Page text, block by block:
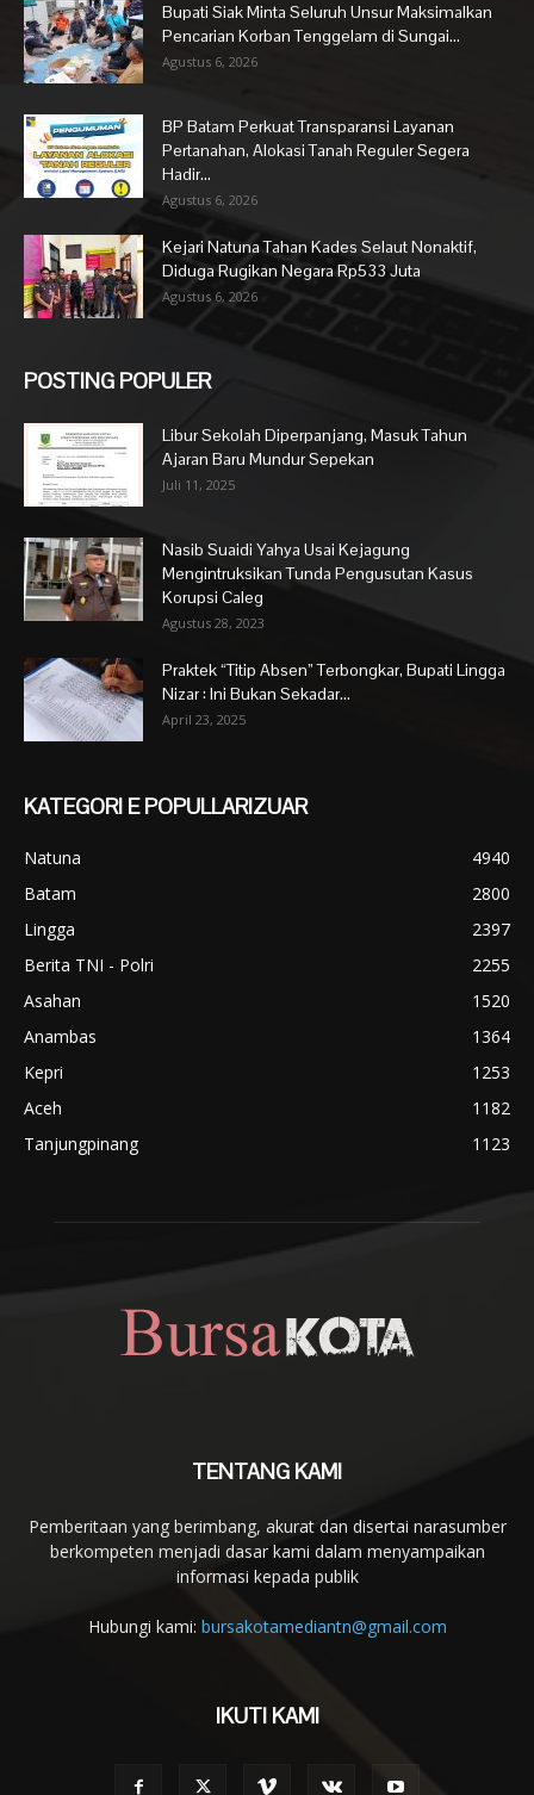
Bupati Siak Minta Seluruh Unsur Maksimalkan
Pencarian Korban Tenggelam di Sungai...
Agustus 6, 2026
BP Batam Perkuat Transparansi Layanan
Pertanahan, Alokasi Tanah Reguler Segera
Hadir...
Agustus 6, 2026
Kejari Natuna Tahan Kades Selaut Nonaktif,
Diduga Rugikan Negara Rp533 Juta
Agustus 6, 2026
POSTING POPULER
Libur Sekolah Diperpanjang, Masuk Tahun
Ajaran Baru Mundur Sepekan
Juli 11, 2025
Nasib Suaidi Yahya Usai Kejagung
Mengintruksikan Tunda Pengusutan Kasus
Korupsi Caleg
Agustus 28, 2023
Praktek “Titip Absen” Terbongkar, Bupati Lingga
Nizar : Ini Bukan Sekadar...
April 23, 2025
KATEGORI E POPULLARIZUAR
Natuna
4940
Batam
2800
Lingga
2397
Berita TNI - Polri
2255
Asahan
1520
Anambas
1364
Kepri
1253
Aceh
1182
Tanjungpinang
1123
TENTANG KAMI
Pemberitaan yang berimbang, akurat dan disertai narasumber
berkompeten menjadi dasar kami dalam menyampaikan
informasi kepada publik
Hubungi kami: bursakotamediantn@gmail.com
IKUTI KAMI